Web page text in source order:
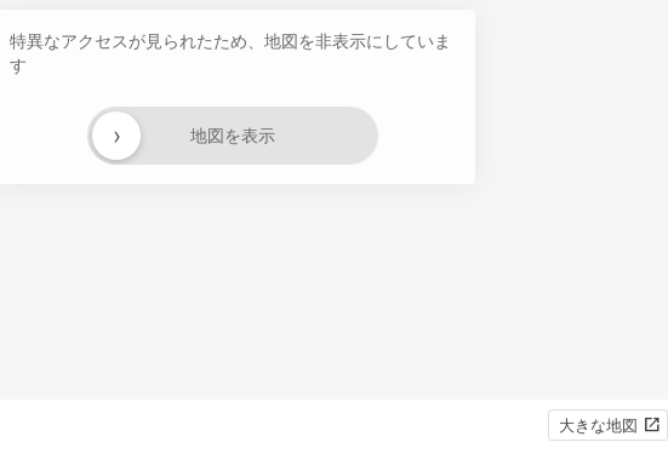
特異なアクセスが見られたため、地図を非表示にしていま
す
地図を表示
›
大きな地図